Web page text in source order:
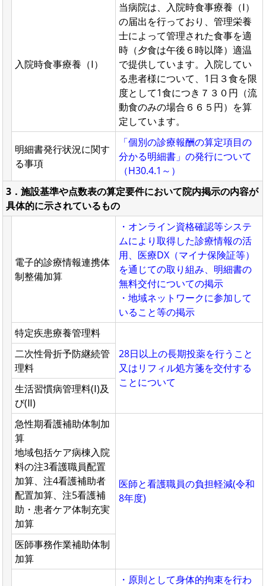
入院時食事療養（Ⅰ）
当病院は、入院時食事療養（Ⅰ）
の届出を行っており、管理栄養
士によって管理された食事を適
時（夕食は午後６時以降）適温
で提供しています。入院してい
る患者様について、1日３食を限
度として1食につき７３０円（流
動食のみの場合６６５円）を算
定しています。
明細書発行状況に関す
る事項
「個別の診療報酬の算定項目の
分かる明細書」の発行について
（H30.4.1～）
3．施設基準や点数表の算定要件において院内掲示の内容が
具体的に示されているもの
電子的診療情報連携体
制整備加算
・オンライン資格確認等システ
ムにより取得した診療情報の活
用、医療DX（マイナ保険証等）
を通じての取り組み、明細書の
無料交付についての掲示
・地域ネットワークに参加して
いること等の掲示
特定疾患療養管理料
28日以上の長期投薬を行うこと
又はリフィル処方箋を交付する
ことについて
二次性骨折予防継続管
理料
生活習慣病管理料(Ⅰ)及
び(Ⅱ)
急性期看護補助体制加
算
地域包括ケア病棟入院
料の注3看護職員配置
加算、注4看護補助者
配置加算、注5看護補
助・患者ケア体制充実
加算
医師と看護職員の負担軽減(令和
8年度)
医師事務作業補助体制
加算
・原則として身体的拘束を行わ